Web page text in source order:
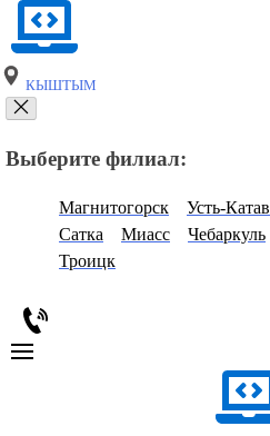
КЫШТЫМ
Выберите филиал:
Магнитогорск Усть-Катав
Сатка
Миасс Чебаркуль
Троицк